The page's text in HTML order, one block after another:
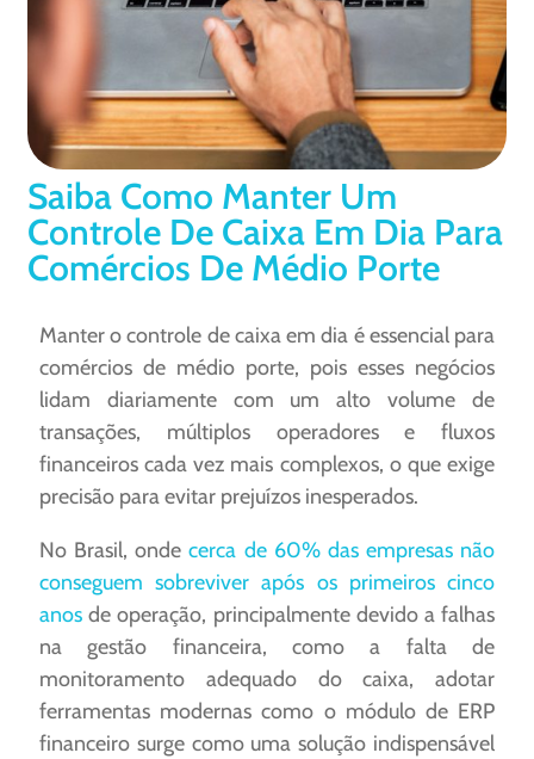
Saiba Como Manter Um
Controle De Caixa Em Dia Para
Comércios De Médio Porte
Manter o controle de caixa em dia é essencial para
comércios de médio porte, pois esses negócios
lidam diariamente com um alto volume de
transações, múltiplos operadores e fluxos
financeiros cada vez mais complexos, o que exige
precisão para evitar prejuízos inesperados.
No Brasil, onde cerca de 60% das empresas não
conseguem sobreviver após os primeiros cinco
anos de operação, principalmente devido a falhas
na gestão financeira, como a falta de
monitoramento adequado do caixa, adotar
ferramentas modernas como o módulo de ERP
financeiro surge como uma solução indispensável